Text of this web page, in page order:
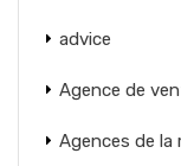
advice
Agence de
Agences de la